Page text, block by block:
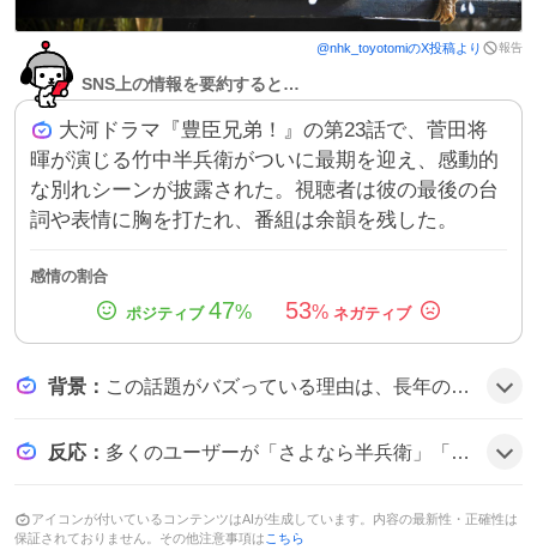
@nhk_toyotomiのX投稿より 報告
SNS上の情報を要約すると…
大河ドラマ『豊臣兄弟！』の第23話で、菅田将
暉が演じる竹中半兵衛がついに最期を迎え、感動的
な別れシーンが披露された。視聴者は彼の最後の台
詞や表情に胸を打たれ、番組は余韻を残した。
感情の割合
47% 53%
背景 ： この話題がバズっている理由は、長年の人気シリーズ『豊臣兄弟！』のクライマックスである竹中半兵衛の死が予想外の感動を呼び、菅田将暉の演技が高く評価されたことに加え、SNS上で「半兵衛ロス」や涙のコメントが多数投稿されたためだとみられる。
反応 ： 多くのユーザーが「さよなら半兵衛」「半兵衛ロス」と嘆き、「まだ死にとうない」と半兵衛の台詞を引用しながら涙を流した様子が伝わり、感情的な反応が広がっている雰囲気だ。
アイコンが付いているコンテンツはAIが生成しています。内容の最新性・正確性は
保証されておりません。その他注意事項はこちら